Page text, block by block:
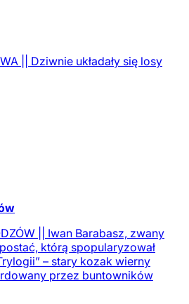
|| Dziwnie układały się losy
|| Iwan Barabasz, zwany
którą spopularyzował
– stary kozak wierny
przez buntowników